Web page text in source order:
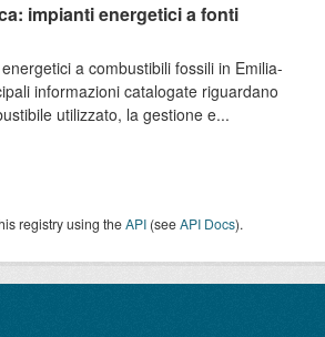
impianti energetici a fonti
a combustibili fossili in Emilia-
informazioni catalogate riguardano
utilizzato, la gestione e...
registry using theAPI (seeAPI Docs).